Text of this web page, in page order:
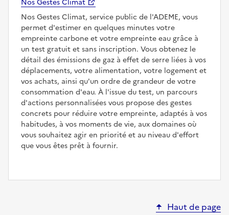
Nos Gestes Climat
Nos Gestes Climat, service public de l'ADEME, vous
permet d'estimer en quelques minutes votre
empreinte carbone et votre empreinte eau grâce à
un test gratuit et sans inscription. Vous obtenez le
détail des émissions de gaz à effet de serre liées à vos
déplacements, votre alimentation, votre logement et
vos achats, ainsi qu'un ordre de grandeur de votre
consommation d'eau. À l'issue du test, un parcours
d'actions personnalisées vous propose des gestes
concrets pour réduire votre empreinte, adaptés à vos
habitudes, à vos moments de vie, aux domaines où
vous souhaitez agir en priorité et au niveau d'effort
que vous êtes prêt à fournir.
Haut de page